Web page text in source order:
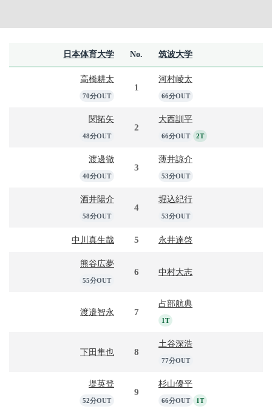
日本体育大学 No. 筑波大学
高橋耕太
70分OUT
1
河村崚太
66分OUT
関拓矢
48分OUT
2
大西訓平
66分OUT 2T
渡邊徹
40分OUT
3
薄井諒介
53分OUT
酒井陽介
58分OUT
4
堀込紀行
53分OUT
中川真生哉 5 永井達啓
熊谷広夢
55分OUT
6 中村大志
渡邉智永 7
占部航典
1T
下田隼也 8
土谷深浩
77分OUT
堤英登
52分OUT
9
杉山優平
66分OUT 1T